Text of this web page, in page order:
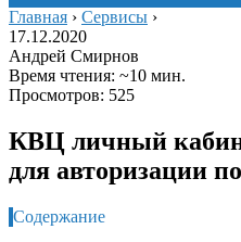
Главная › Сервисы ›
17.12.2020
Андрей Смирнов
Время чтения: ~10 мин.
Просмотров: 525
КВЦ личный
для авторизации
Содержание